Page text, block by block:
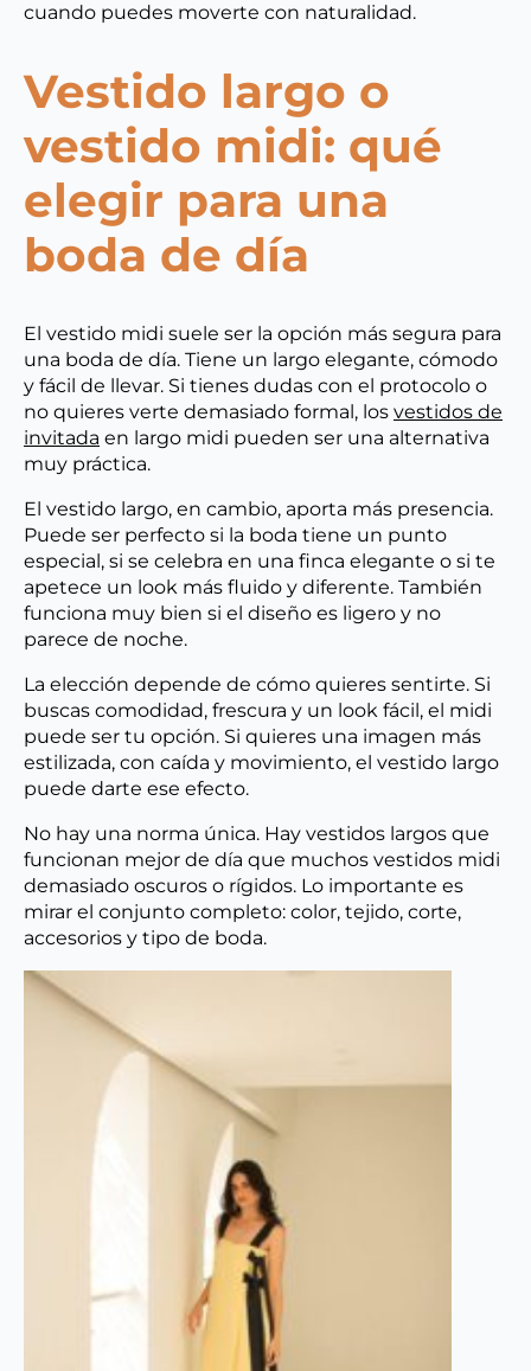
cuando puedes moverte con naturalidad.
Vestido largo o
vestido midi: qué
elegir para una
boda de día
El vestido midi suele ser la opción más segura para
una boda de día. Tiene un largo elegante, cómodo
y fácil de llevar. Si tienes dudas con el protocolo o
no quieres verte demasiado formal, los vestidos de
invitada en largo midi pueden ser una alternativa
muy práctica.
El vestido largo, en cambio, aporta más presencia.
Puede ser perfecto si la boda tiene un punto
especial, si se celebra en una finca elegante o si te
apetece un look más fluido y diferente. También
funciona muy bien si el diseño es ligero y no
parece de noche.
La elección depende de cómo quieres sentirte. Si
buscas comodidad, frescura y un look fácil, el midi
puede ser tu opción. Si quieres una imagen más
estilizada, con caída y movimiento, el vestido largo
puede darte ese efecto.
No hay una norma única. Hay vestidos largos que
funcionan mejor de día que muchos vestidos midi
demasiado oscuros o rígidos. Lo importante es
mirar el conjunto completo: color, tejido, corte,
accesorios y tipo de boda.